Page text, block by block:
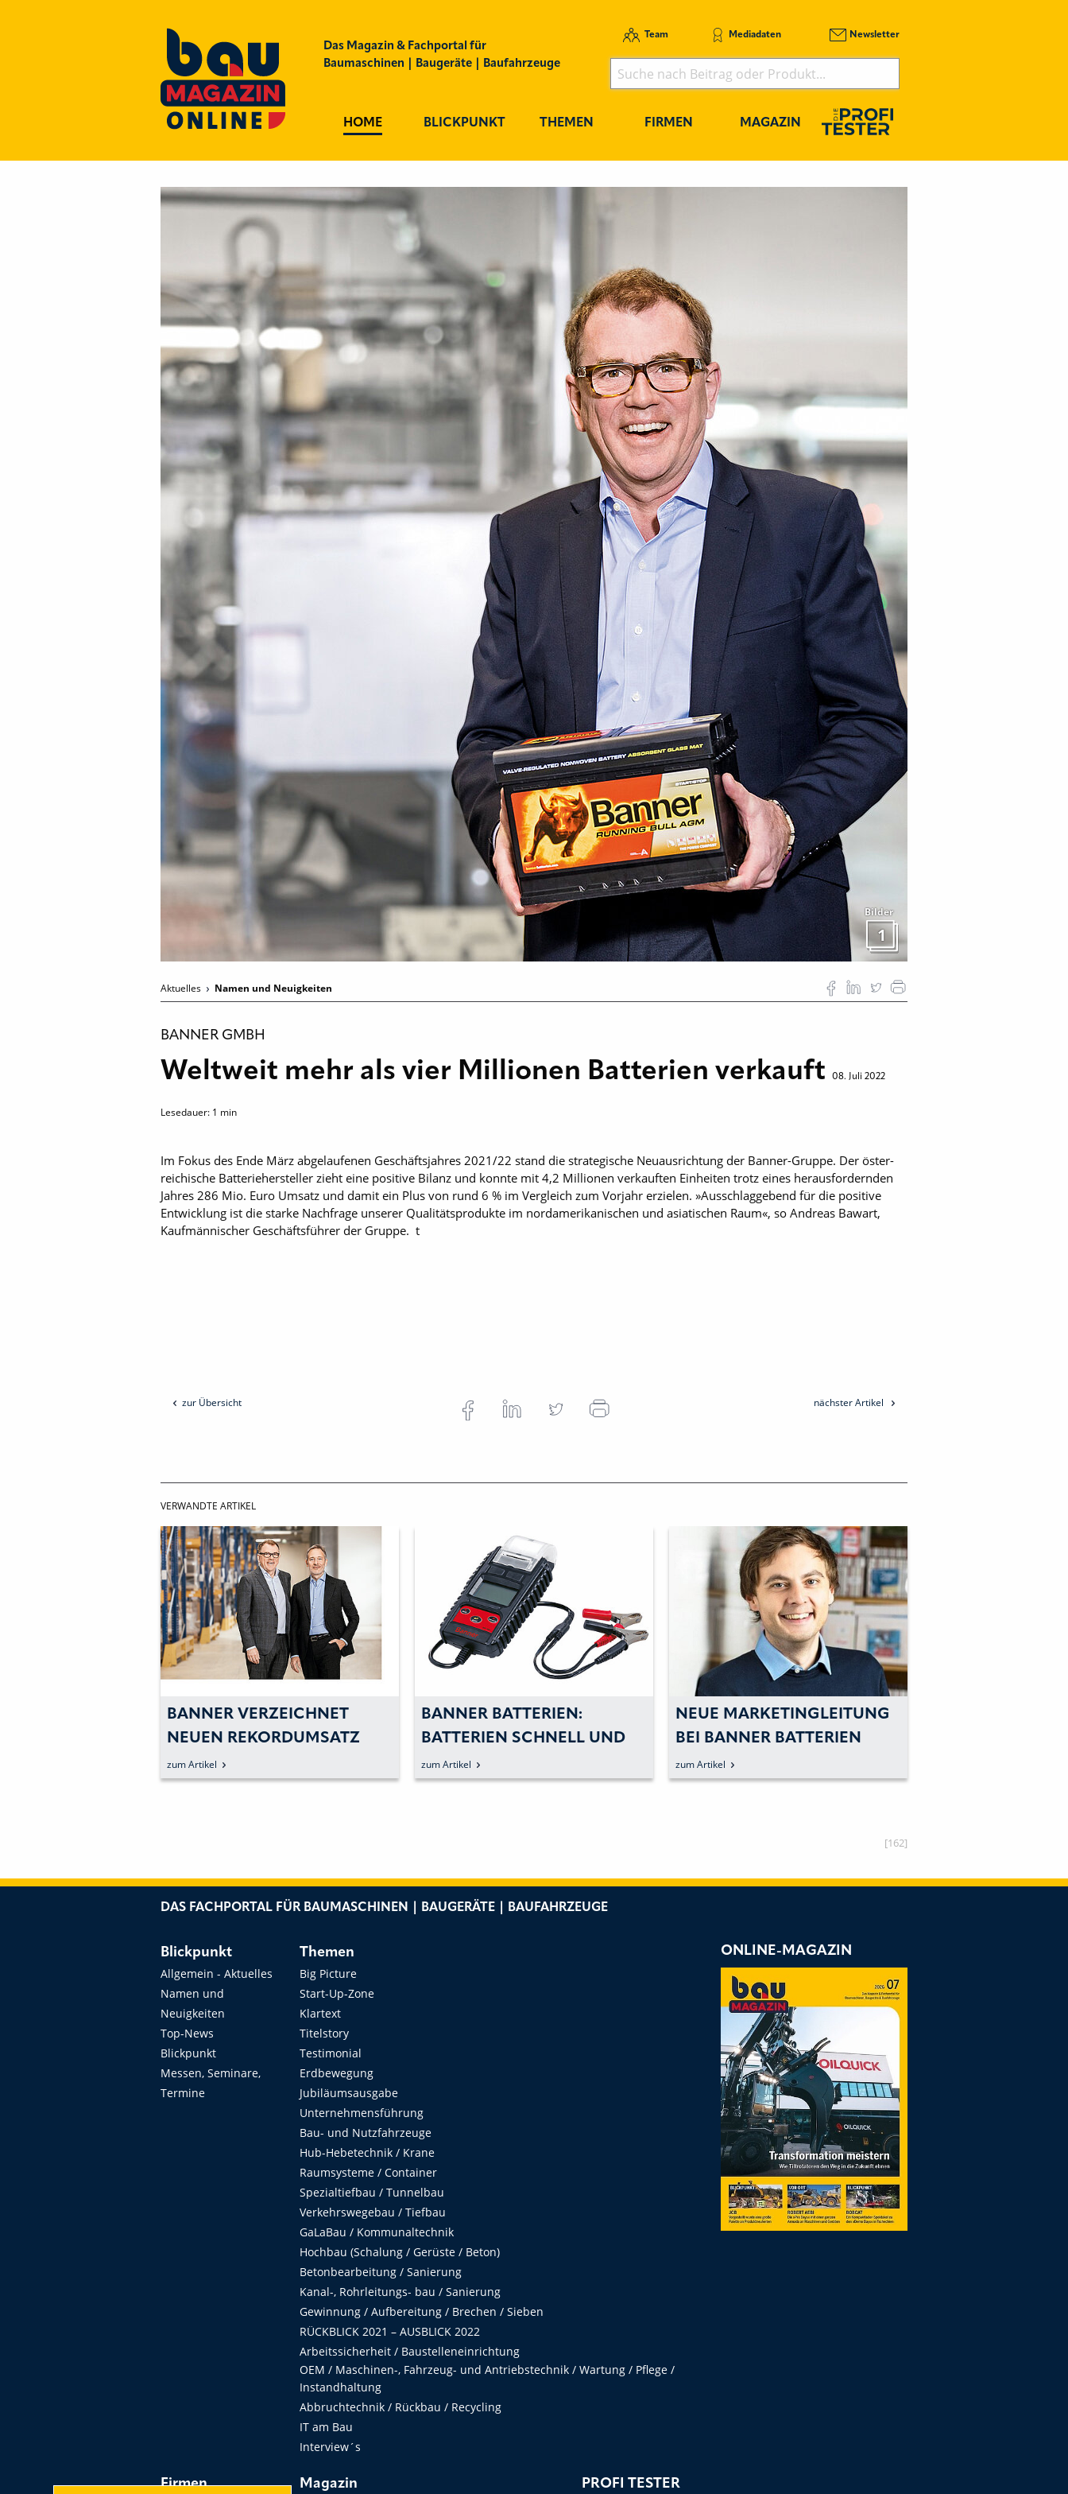
Das Magazin & Fachportal für
Baumaschinen | Baugeräte | Baufahrzeuge
Team Mediadaten Newsletter
HOME BLICKPUNKT THEMEN FIRMEN MAGAZIN
Bilder
1
Aktuelles Namen und Neuigkeiten
BANNER GMBH
Weltweit mehr als vier Millionen Batterien verkauft 08. Juli 2022
Lesedauer: 1 min
Im Fokus des Ende März abgelaufenen Geschäftsjahres 2021/22 stand die strategische Neuausrichtung der Banner-Gruppe. Der öster­
reichische Batteriehersteller zieht eine positive Bilanz und konnte mit 4,2 Millionen verkauften Einheiten trotz eines herausfordernden
Jahres 286 Mio. Euro Umsatz und damit ein Plus von rund 6 % im Vergleich zum Vorjahr erzielen. »Ausschlaggebend für die positive
Entwicklung ist die starke Nachfrage unserer Qualitätsprodukte im nordamerikanischen und asiatischen Raum«, so Andreas Bawart,
Kaufmännischer Geschäftsführer der Gruppe. t
zur Übersicht nächster Artikel
VERWANDTE ARTIKEL
BANNER VERZEICHNET
NEUEN REKORDUMSATZ
zum Artikel
BANNER BATTERIEN:
BATTERIEN SCHNELL UND
ZUVERLÄSSIG PRÜFEN
zum Artikel
NEUE MARKETINGLEITUNG
BEI BANNER BATTERIEN
zum Artikel
[162]
DAS FACHPORTAL FÜR BAUMASCHINEN | BAUGERÄTE | BAUFAHRZEUGE
Blickpunkt
Allgemein - Aktuelles
Namen und
Neuigkeiten
Top-News
Blickpunkt
Messen, Seminare,
Termine
Themen
Big Picture
Start-Up-Zone
Klartext
Titelstory
Testimonial
Erdbewegung
Jubiläumsausgabe
Unternehmensführung
Bau- und Nutzfahrzeuge
Hub-Hebetechnik / Krane
Raumsysteme / Container
Spezialtiefbau / Tunnelbau
Verkehrswegebau / Tiefbau
GaLaBau / Kommunaltechnik
Hochbau (Schalung / Gerüste / Beton)
Betonbearbeitung / Sanierung
Kanal-, Rohrleitungs- bau / Sanierung
Gewinnung / Aufbereitung / Brechen / Sieben
RÜCKBLICK 2021 – AUSBLICK 2022
Arbeitssicherheit / Baustelleneinrichtung
OEM / Maschinen-, Fahrzeug- und Antriebstechnik / Wartung / Pflege /
Instandhaltung
Abbruchtechnik / Rückbau / Recycling
IT am Bau
Interview´s
Firmen Magazin PROFI TESTER
ONLINE-MAGAZIN